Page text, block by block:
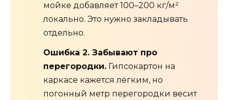
мойке добавляет 100–200 кг/м²
локально. Это нужно закладывать
отдельно.
Ошибка 2. Забывают про
перегородки. Гипсокартон на
каркасе кажется лёгким, но
погонный метр перегородки весит